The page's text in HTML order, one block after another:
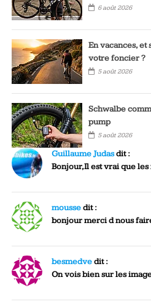
6 août 2026
En vacances,
votre foncier ?
5 août 2026
Schwalbe
pump
5 août 2026
Guillaume Judasdit :
Bonjour,Il est vrai que
moussedit :
bonjour merci d nous
besmedvedit :
On vois bien sur les